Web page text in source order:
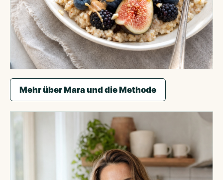
Lieblingsbeispiel aus der Beratung: Frühstück,
das satt macht und in 6 Minuten steht.
Mehr über Mara und die Methode